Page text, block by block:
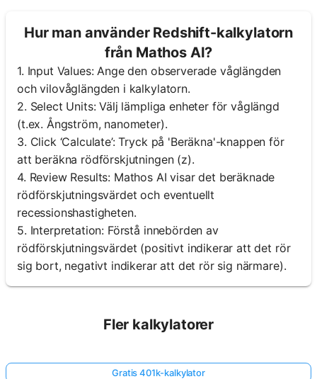
Hur man använder Redshift-kalkylatorn
från Mathos AI?
1. Input Values: Ange den observerade våglängden
och vilovåglängden i kalkylatorn.
2. Select Units: Välj lämpliga enheter för våglängd
(t.ex. Ångström, nanometer).
3. Click ‘Calculate’: Tryck på 'Beräkna'-knappen för
att beräkna rödförskjutningen (z).
4. Review Results: Mathos AI visar det beräknade
rödförskjutningsvärdet och eventuellt
recessionshastigheten.
5. Interpretation: Förstå innebörden av
rödförskjutningsvärdet (positivt indikerar att det rör
sig bort, negativt indikerar att det rör sig närmare).
Fler kalkylatorer
Gratis 401k-kalkylator